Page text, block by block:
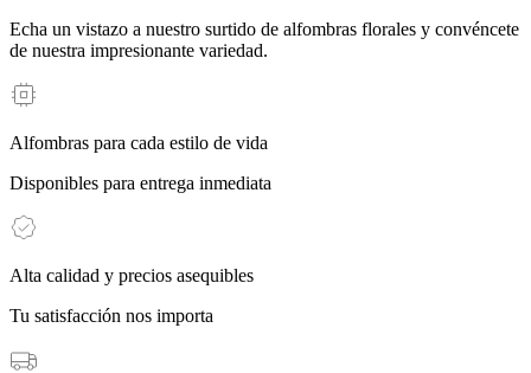
Echa un vistazo a nuestro surtido de alfombras florales y convéncete
de nuestra impresionante variedad.
Alfombras para cada estilo de vida
Disponibles para entrega inmediata
Alta calidad y precios asequibles
Tu satisfacción nos importa